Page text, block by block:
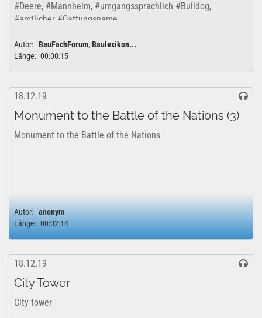
#Deere, #Mannheim, #umgangssprachlich #Bulldog,
#amtlicher #Gattungsname,...
Autor: BauFachForum, Baulexikon...
Länge: 00:00:15
18.12.19
Monument to the Battle of the Nations (3)
Monument to the Battle of the Nations
Autor: anonym
Länge: 00:02:14
18.12.19
City Tower
City tower